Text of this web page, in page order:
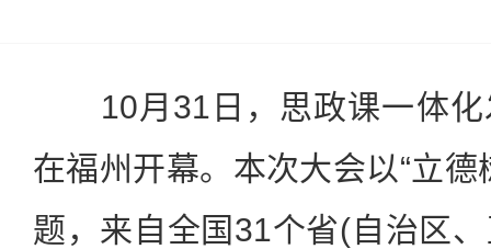
10月31日，思政课一体化
在福州开幕。本次大会以“立德
题，来自全国31个省(自治区